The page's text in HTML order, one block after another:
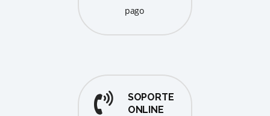
pago
SOPORTE
ONLINE